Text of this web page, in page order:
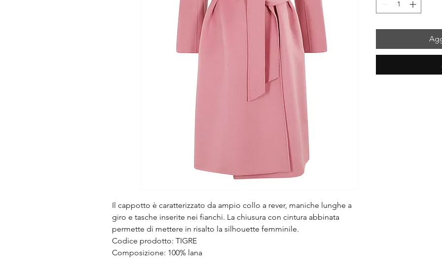
Il cappotto è caratterizzato da ampio collo a rever, maniche lunghe a
giro e tasche inserite nei fianchi. La chiusura con cintura abbinata
permette di mettere in risalto la silhouette femminile.
Codice prodotto: TIGRE
Composizione: 100% lana